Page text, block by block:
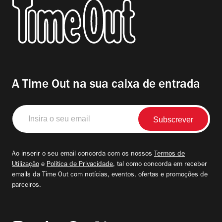
A Time Out na sua caixa de entrada
Insira
o
seu
Ao inserir o seu email concorda com os nossos Termos de
Utilização e Política de Privacidade, tal como concorda em receber
emails da Time Out com notícias, eventos, ofertas e promoções de
parceiros.